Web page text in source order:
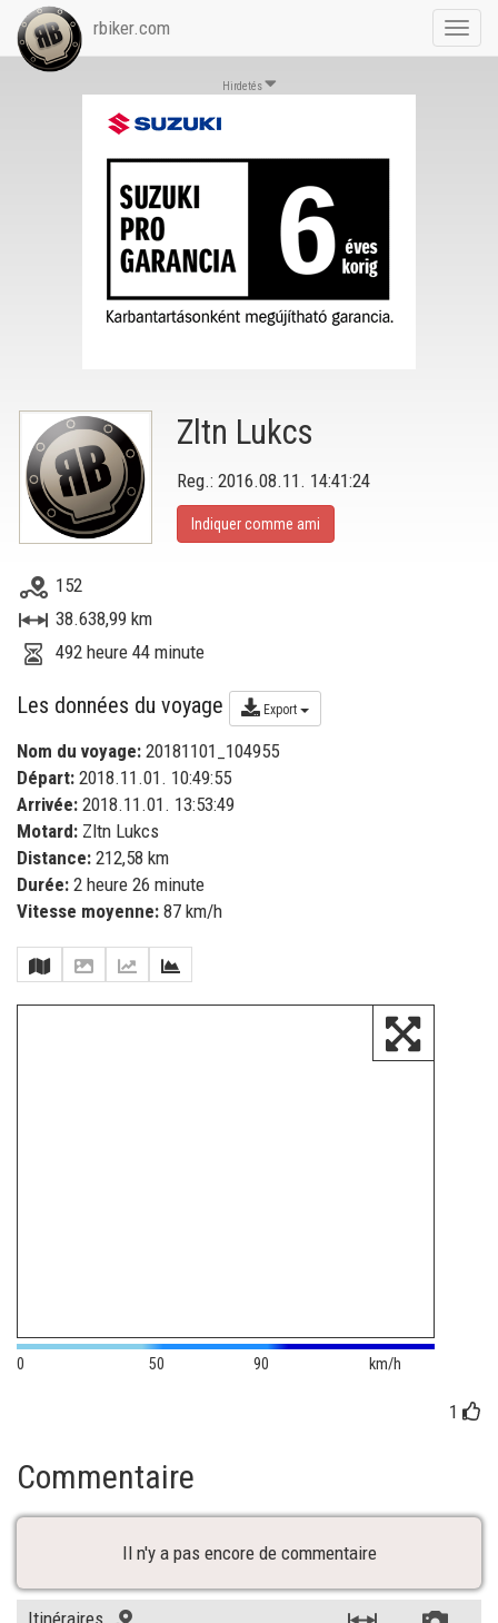
rbiker.com
Hirdetés
Zltn Lukcs
Reg.: 2016.08.11. 14:41:24
Indiquer comme ami
152
38.638,99 km
492 heure 44 minute
Les données du voyage Export
Nom du voyage: 20181101_104955
Départ: 2018.11.01. 10:49:55
Arrivée: 2018.11.01. 13:53:49
Motard: Zltn Lukcs
Distance: 212,58 km
Durée: 2 heure 26 minute
Vitesse moyenne: 87 km/h
0 50 90 km/h
1
Commentaire
Il n'y a pas encore de commentaire
Itinéraires